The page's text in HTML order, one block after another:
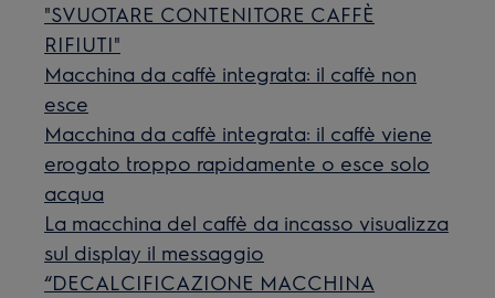
"SVUOTARE CONTENITORE CAFFÈ
RIFIUTI"
Macchina da caffè integrata: il caffè non
esce
Macchina da caffè integrata: il caffè viene
erogato troppo rapidamente o esce solo
acqua
La macchina del caffè da incasso visualizza
sul display il messaggio
“DECALCIFICAZIONE MACCHINA